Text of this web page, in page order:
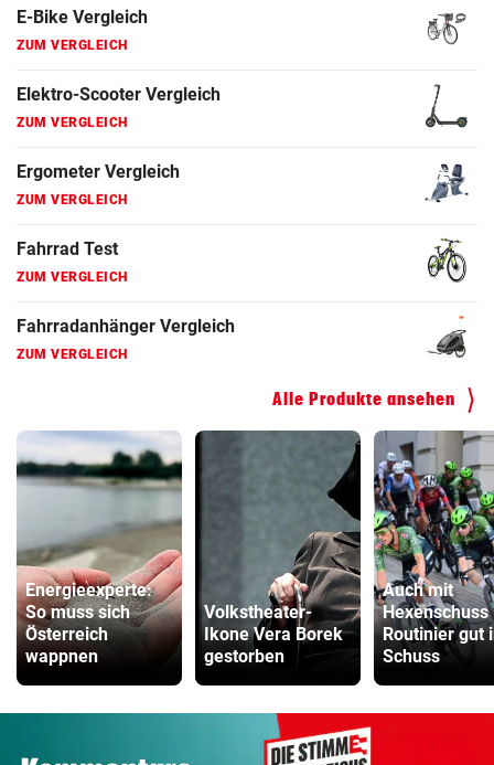
Fahrrad Test
ZUM VERGLEICH
Fahrradanhänger Vergleich
ZUM VERGLEICH
Faszienrolle Vergleich
ZUM VERGLEICH
Hoverboard Vergleich
ZUM VERGLEICH
Kinderfahrrad Vergleich
ZUM VERGLEICH
Alle Produkte ansehen
Energieexperte:
So muss sich
Österreich
wappnen
Volkstheater-
Ikone Vera Borek
gestorben
Auch mit
Hexenschuss
Routinier gut
Schuss